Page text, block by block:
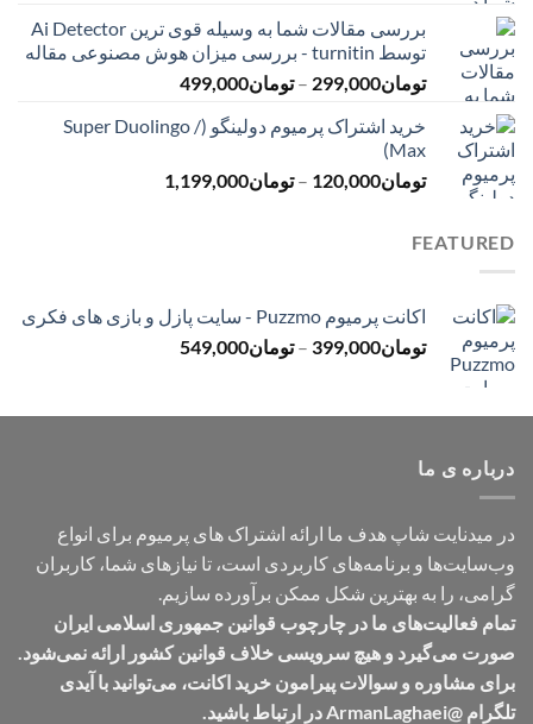
تومان199,000
تا
تومان499,000
بررسی مقالات شما به وسیله قوی ترین Ai Detector
توسط turnitin - بررسی میزان هوش مصنوعی مقاله
تومان299,000
– تومان499,000محدوده
تومان299,000
تومان499,000
خرید اشتراک پرمیوم دولینگو (Super Duolingo /
Max)
تومان120,000
– تومان1,199,000
FEATURED
اکانت پرمیوم Puzzmo - سایت پازل و بازی های فکری
تومان399,000
– تومان549,000
تا
درباره ی ما
در میدنایت شاپ هدف ما ارائه اشتراک های پرمیوم برای انواع
وب‌سایت‌ها و برنامه‌های کاربردی است، تا نیازهای شما، کاربران
گرامی، را به بهترین شکل ممکن برآورده سازیم.
تمام فعالیت‌های ما در چارچوب قوانین جمهوری اسلامی ایران
صورت می‌گیرد و هیچ سرویسی خلاف قوانین کشور ارائه نمی‌شود.
برای مشاوره و سوالات پیرامون خرید اکانت، می‌توانید با آیدی
تلگرام @ArmanLaghaei در ارتباط باشید.